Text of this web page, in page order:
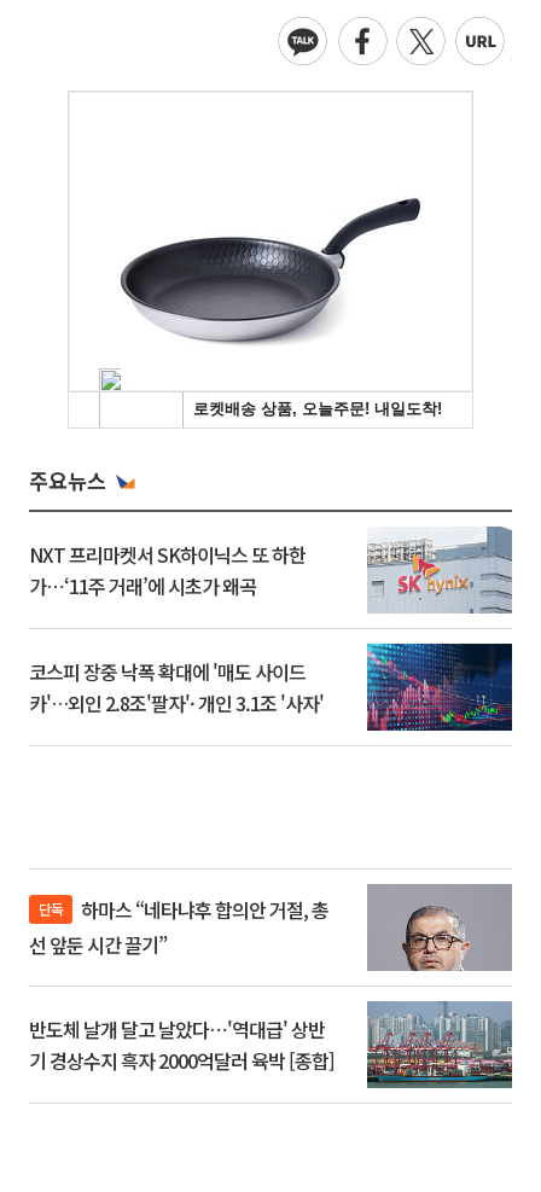
주요뉴스
NXT 프리마켓서 SK하이닉스 또 하한
가⋯‘11주 거래’에 시초가 왜곡
코스피 장중 낙폭 확대에 '매도 사이드
카'…외인 2.8조'팔자'· 개인 3.1조 '사자'
단독
선 앞둔 시간 끌기”
반도체 날개 달고 날았다⋯'역대급' 상반
기 경상수지 흑자 2000억달러 육박 [종합]